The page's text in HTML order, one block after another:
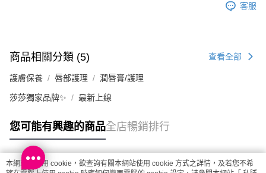
客服
商品相關分類 (5) 查看全部
護膚保養 唇部護理 潤唇膏/護理
莎莎獨家品牌✨ 最新上線
您可能有興趣的商品全店暢銷排行
本網站中使用 cookie，欲查詢有關本網站使用 cookie 方式之詳情，及若您不希